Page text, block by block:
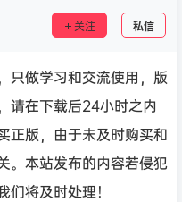
关注 私信
只做学习和交流使用，版
请在下载后24小时之内
正版，由于未及时购买和
。本站发布的内容若侵犯
将及时处理！